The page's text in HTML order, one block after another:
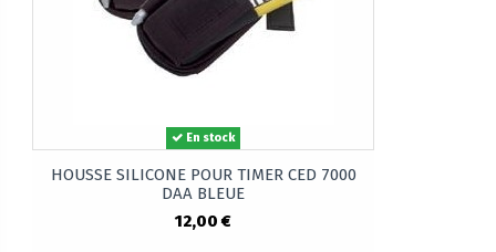
En stock
HOUSSE SILICONE POUR TIMER CED 7000
DAA BLEUE
12,00 €